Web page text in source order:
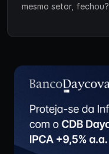
mesmo setor, fechou?